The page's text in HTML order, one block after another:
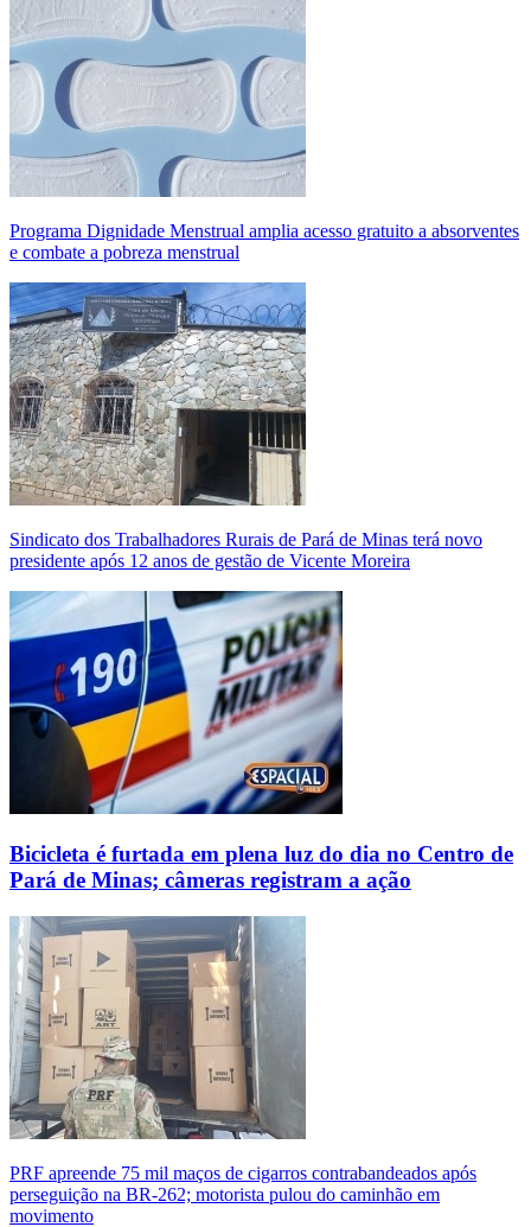
Programa Dignidade Menstrual amplia acesso gratuito a absorventes
e combate a pobreza menstrual
Sindicato dos Trabalhadores Rurais de Pará de Minas terá novo
presidente após 12 anos de gestão de Vicente Moreira
Bicicleta é furtada em plena luz do dia no Centro de
Pará de Minas; câmeras registram a ação
PRF apreende 75 mil maços de cigarros contrabandeados após
perseguição na BR-262; motorista pulou do caminhão em
movimento